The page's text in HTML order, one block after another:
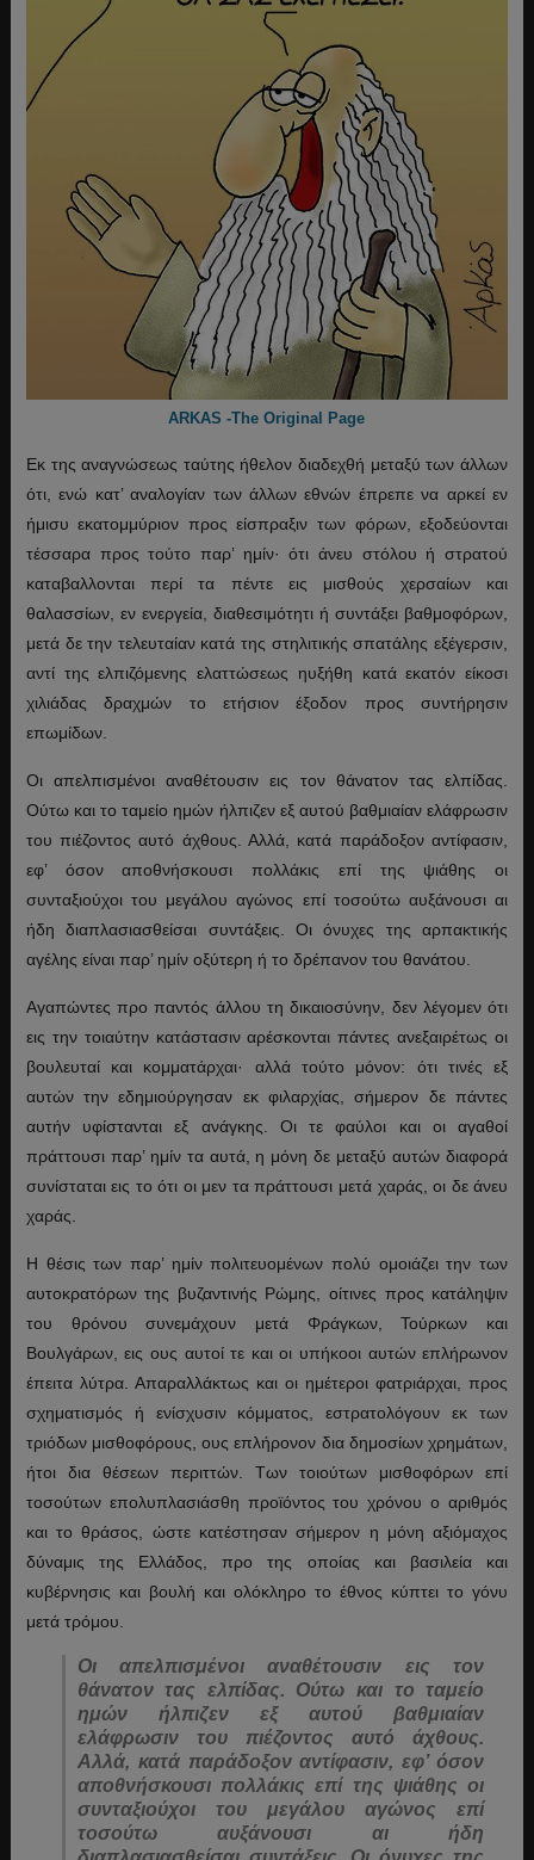
ARKAS -The Original Page
Εκ της αναγνώσεως ταύτης ήθελον διαδεχθή μεταξύ των άλλων
ότι, ενώ κατ’ αναλογίαν των άλλων εθνών έπρεπε να αρκεί εν
ήμισυ εκατομμύριον προς είσπραξιν των φόρων, εξοδεύονται
τέσσαρα προς τούτο παρ’ ημίν· ότι άνευ στόλου ή στρατού
καταβαλλονται περί τα πέντε εις μισθούς χερσαίων και
θαλασσίων, εν ενεργεία, διαθεσιμότητι ή συντάξει βαθμοφόρων,
μετά δε την τελευταίαν κατά της στηλιτικής σπατάλης εξέγερσιν,
αντί της ελπιζόμενης ελαττώσεως ηυξήθη κατά εκατόν είκοσι
χιλιάδας δραχμών το ετήσιον έξοδον προς συντήρησιν
επωμίδων.
Οι απελπισμένοι αναθέτουσιν εις τον θάνατον τας ελπίδας.
Ούτω και το ταμείο ημών ήλπιζεν εξ αυτού βαθμιαίαν ελάφρωσιν
του πιέζοντος αυτό άχθους. Αλλά, κατά παράδοξον αντίφασιν,
εφ’ όσον αποθνήσκουσι πολλάκις επί της ψιάθης οι
συνταξιούχοι του μεγάλου αγώνος επί τοσούτω αυξάνουσι αι
ήδη διαπλασιασθείσαι συντάξεις. Οι όνυχες της αρπακτικής
αγέλης είναι παρ’ ημίν οξύτερη ή το δρέπανον του θανάτου.
Αγαπώντες προ παντός άλλου τη δικαιοσύνην, δεν λέγομεν ότι
εις την τοιαύτην κατάστασιν αρέσκονται πάντες ανεξαιρέτως οι
βουλευταί και κομματάρχαι· αλλά τούτο μόνον: ότι τινές εξ
αυτών την εδημιούργησαν εκ φιλαρχίας, σήμερον δε πάντες
αυτήν υφίστανται εξ ανάγκης. Οι τε φαύλοι και οι αγαθοί
πράττουσι παρ’ ημίν τα αυτά, η μόνη δε μεταξύ αυτών διαφορά
συνίσταται εις το ότι οι μεν τα πράττουσι μετά χαράς, οι δε άνευ
χαράς.
Η θέσις των παρ’ ημίν πολιτευομένων πολύ ομοιάζει την των
αυτοκρατόρων της βυζαντινής Ρώμης, οίτινες προς κατάληψιν
του θρόνου συνεμάχουν μετά Φράγκων, Τούρκων και
Βουλγάρων, εις ους αυτοί τε και οι υπήκοοι αυτών επλήρωνον
έπειτα λύτρα. Απαραλλάκτως και οι ημέτεροι φατριάρχαι, προς
σχηματισμός ή ενίσχυσιν κόμματος, εστρατολόγουν εκ των
τριόδων μισθοφόρους, ους επλήρονον δια δημοσίων χρημάτων,
ήτοι δια θέσεων περιττών. Των τοιούτων μισθοφόρων επί
τοσούτων επολυπλασιάσθη προϊόντος του χρόνου ο αριθμός
και το θράσος, ώστε κατέστησαν σήμερον η μόνη αξιόμαχος
δύναμις της Ελλάδος, προ της οποίας και βασιλεία και
κυβέρνησις και βουλή και ολόκληρο το έθνος κύπτει το γόνυ
μετά τρόμου.
Οι απελπισμένοι αναθέτουσιν εις τον
θάνατον τας ελπίδας. Ούτω και το ταμείο
ημών ήλπιζεν εξ αυτού βαθμιαίαν
ελάφρωσιν του πιέζοντος αυτό άχθους.
Αλλά, κατά παράδοξον αντίφασιν, εφ’ όσον
αποθνήσκουσι πολλάκις επί της ψιάθης οι
συνταξιούχοι του μεγάλου αγώνος επί
τοσούτω αυξάνουσι αι ήδη